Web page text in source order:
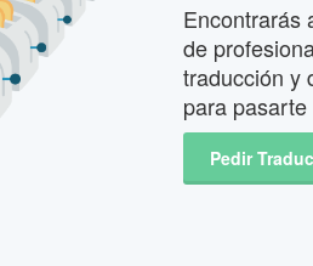
Encontrarás
de
traducción y
para
Pedir